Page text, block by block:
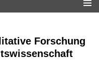
Forschung